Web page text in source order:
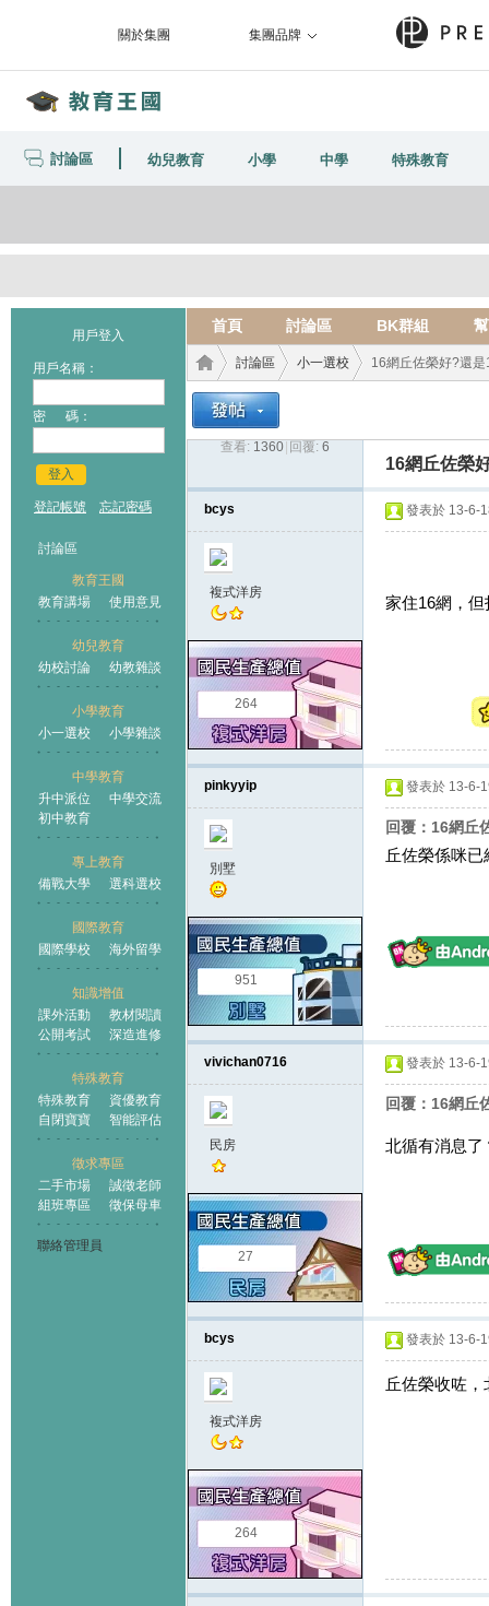
關於集團 集團品牌
討論區 幼兒教育 小學 中學 特殊教育
用戶登入
用戶名稱：
密 碼：
登入
登記帳號 忘記密碼
討論區
教育王國
教育講場
使用意見
幼兒教育
幼校討論
幼教雜談
小學教育
小一選校
小學雜談
中學教育
升中派位
中學交流
初中教育
專上教育
備戰大學
選科選校
國際教育
國際學校
海外留學
知識增值
課外活動
教材閱讀
公開考試
深造進修
特殊教育
特殊教育
資優教育
自閉寶寶
智能評估
徵求專區
二手市場
誠徵老師
組班專區
徵保母車
聯絡管理員
首頁 討論區 BK群組
王國
討論區
›
小一選校 16網丘佐榮好?還
查看: 1360 回覆: 6
16網丘佐榮
bcys
複式洋房
264
發表於 13-6-
家住16網，
pinkyyip
別墅
951
發表於 13-6-
回覆：16網丘
丘佐榮係咪
vivichan0716
民房
27
發表於 13-6-
回覆：16網丘
北循有消息了
bcys
複式洋房
264
發表於 13-6-
丘佐榮收咗